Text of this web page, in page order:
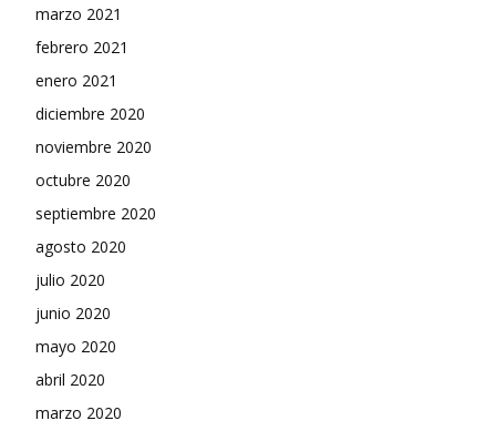
marzo 2021
febrero 2021
enero 2021
diciembre 2020
noviembre 2020
octubre 2020
septiembre 2020
agosto 2020
julio 2020
junio 2020
mayo 2020
abril 2020
marzo 2020